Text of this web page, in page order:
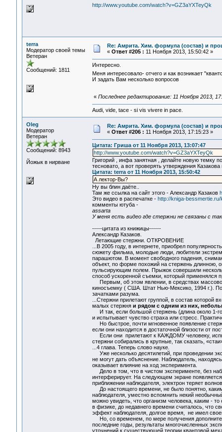
http://www.youtube.com/watch?v=GZ3aYXTeyQk
terra
Модератор своей темы
Ветеран
Сообщений: 1811
Re: Амрита. Хим. формула (состав) и
« Ответ #205 : 11 Ноября 2013, 15:50:42 »
Интересно.
Меня интересовало- отчего и как возникает
И задать Вам несколько вопросов
« Последнее редактирование: 11 Ноября 2013,
Audi, vide, tace - si vis vivere in pace.
Oleg
Модератор
Ветеран
Сообщений: 8943
Йожык в нирване
Re: Амрита. Хим. формула (состав) и
« Ответ #206 : 11 Ноября 2013, 17:15:23 »
Цитата: Гриша от 11 Ноября 2013, 13:07:47
http://www.youtube.com/watch?v=GZ3aYXTeyQk
Григорий , инфа занятная , делайте новую темку
тесновато, а вот проверять утверждения
Цитата: terra от 11 Ноября 2013, 15:50:42
А лектор-Вы?
Ну вы блин даёте..
Там же ссылка на сайт этого - Александр Казаков
Это видео в распечатке - http://kniga-bessmertie.ru/
комменты ютуба -
assarta
У меня есть видео где стержни не связаны с
-----цитата из книжицы------
Александр Казаков.
Летающие стержни. ОТКРОВЕНИЕ
...В 2005 году, в интернете, приобрел
сюжету фильма, молодые люди, любители
парашютом. В момент свободного падения,
объект, по форме похожий на стержень длинною,
пульсирующим полем. Прыжок совершили
способ ускоренной съемки,
Первым, об этом явлении, в средствах
киносъемку ( США. Штат Нью-Мексико, 1994 г.).
зачатками разума.
...Стержни прилетают группой, в состав которой
малых стержня и рядом с одним из них,
И так, если большой стержень (длина около 1-
и испытывает чувство страха или стресс.
Но быстрое, почти мгновенное появление
если они находится в достаточной близости от
Если они прилетают к КАЖДОМУ человеку,
стержни собирались в крупные, так сказать,
...4 глава. Теперь слово науке.
Уже несколько десятилетий, при проведении
не могут дать объяснение. Наблюдатель,
оказывает влияние на ход эксперимента.
Дело в том, что в чистом эксперименте, без
интерферирует. На следующем экране
приближении наблюдателя, электрон теряет
До настоящего времени, не было понятно,
наблюдателя, уместно вспомнить некий
можно увидеть, что организм человека, каким -
в физике, до недавнего времени считалось, что
эффект наблюдателя, долгое время, не имел
Но, со временем, по мере получения
последние годы, результаты многочисленных
уточнений к существующей теории квантовой